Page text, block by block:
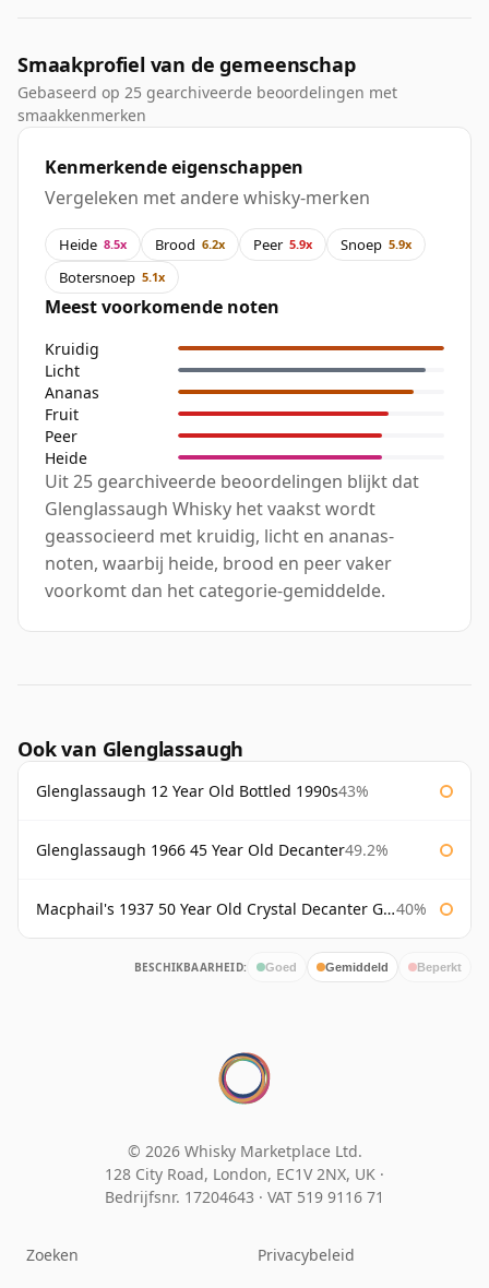
Smaakprofiel van de gemeenschap
Gebaseerd op 25 gearchiveerde beoordelingen met
smaakkenmerken
Kenmerkende eigenschappen
Vergeleken met andere whisky-merken
Heide 8.5x Brood 6.2x Peer 5.9x Snoep 5.9x
Botersnoep 5.1x
Meest voorkomende noten
Kruidig
Licht
Ananas
Fruit
Peer
Heide
Uit 25 gearchiveerde beoordelingen blijkt dat
Glenglassaugh Whisky het vaakst wordt
geassocieerd met kruidig, licht en ananas-
noten, waarbij heide, brood en peer vaker
voorkomt dan het categorie-gemiddelde.
Ook van Glenglassaugh
Glenglassaugh 12 Year Old Bottled 1990s43%
Glenglassaugh 1966 45 Year Old Decanter49.2%
Macphail's 1937 50 Year Old Crystal Decanter Gordon & Macphail 40%
BESCHIKBAARHEID: Goed Gemiddeld Beperkt
© 2026 Whisky Marketplace Ltd.
128 City Road, London, EC1V 2NX, UK ·
Bedrijfsnr. 17204643 · VAT 519 9116 71
Zoeken
Privacybeleid